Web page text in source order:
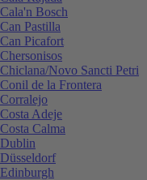
Cala'n Bosch
Can Pastilla
Can Picafort
Chersonisos
Chiclana/Novo Sancti Petri
Conil de la Frontera
Corralejo
Costa Adeje
Costa Calma
Dublin
Düsseldorf
Edinburgh